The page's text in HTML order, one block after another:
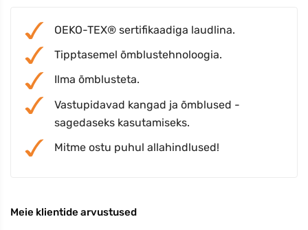
OEKO-TEX® sertifikaadiga laudlina.
Tipptasemel õmblustehnoloogia.
Ilma õmblusteta.
Vastupidavad kangad ja õmblused -
sagedaseks kasutamiseks.
Mitme ostu puhul allahindlused!
Meie klientide arvustused